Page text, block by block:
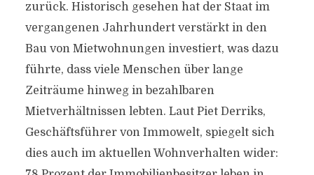
zurück. Historisch gesehen hat der Staat im
vergangenen Jahrhundert verstärkt in den
Bau von Mietwohnungen investiert, was dazu
führte, dass viele Menschen über lange
Zeiträume hinweg in bezahlbaren
Mietverhältnissen lebten. Laut Piet Derriks,
Geschäftsführer von Immowelt, spiegelt sich
dies auch im aktuellen Wohnverhalten wider: